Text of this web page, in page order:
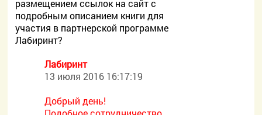
размещением ссылок на сайт с
подробным описанием книги для
участия в партнерской программе
Лабиринт?
Лабиринт
13 июля 2016 16:17:19
Добрый день!